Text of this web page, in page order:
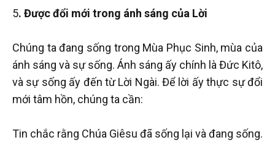
5. Được đổi mới trong ánh sáng của Lời
Chúng ta đang sống trong Mùa Phục Sinh, mùa của
ánh sáng và sự sống. Ánh sáng ấy chính là Đức Kitô,
và sự sống ấy đến từ Lời Ngài. Để lời ấy thực sự đổi
mới tâm hồn, chúng ta cần:
Tin chắc rằng Chúa Giêsu đã sống lại và đang sống.